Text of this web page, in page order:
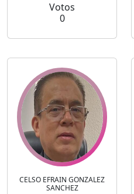
Votos
0
CELSO EFRAIN GONZALEZ
SANCHEZ